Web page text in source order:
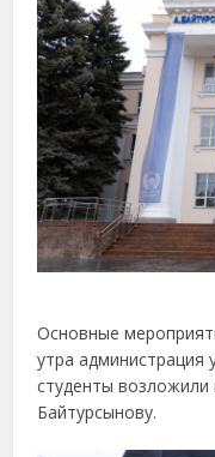
Основные
утра администрация
студенты
Байтурсынову.